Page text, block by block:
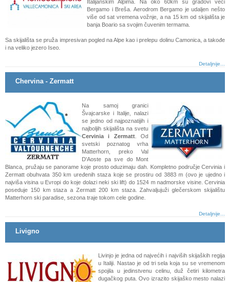
Italijanskim Alpima. Na oko 60km su gradovi veći
Bergamo i Breša. Aerodrom Bergamo je udaljen nešto
više od sat vremena vožnje, a na 15 km od skijališta je
banja Boario sa svojim čuvenim termama.
Sa skijališta se pruža impresivan pogled na Alpe kao i ​​prelepu dolinu Camonica, a takođe
i na veliko jezero Iseo.
Detaljnije...
Chervina - Zermatt
Na samoj granici
Švajcarske i Italije, nalazi
se jedno od najpoznatijih i
najboljih skijališta na svetu
Cervinia i Zermatt. Od
svetski poznatog vrha
Matterhorn, preko Val
D'Aoste pa sve do Mont
Blanca, pružaju se panorame koje prosto oduzimaju dah. Kompletno područje Cervinia i
Zermatt obuhvata 350 km uređenih staza koje se prostiru od 3883 m (ovo je ujedno i
najviša visina u Evropi do koje dolazi neki ski lift) do 1524 m nadmorske visine. Cervinia
poseduje 150 km staza a Zermatt 200 km staza. Zahvaljujuži glečerskom skijalištu
Matterhorn ski paradise, sezona traje tokom cele godine.
Detaljnije...
Livigno
Livinjo je jedna od najvećih i najviših skijaških regija
u Italiji. Nastao je od tri sela koja su se vremenom
spojila u jedinstvenu celinu, duž četiri kilometra
dugačkog puta. Ovo izrazito skijaško mesto nalazi